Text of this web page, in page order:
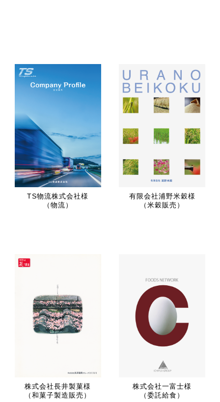
TS物流株式会社様
（物流）
有限会社浦野米穀様
（米穀販売）
株式会社長井製菓様
（和菓子製造販売）
株式会社一富士様
（委託給食）